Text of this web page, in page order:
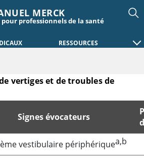
MERCK
pour professionnels de la santé
RESSOURCES
vertiges et de troubles de
et de troubles de l'équilibre
Signes évocateurs
vestibulaire périphériquea,b